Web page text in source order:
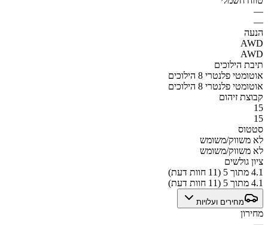
—
—
הנעה
AWD
AWD
תיבת הילוכים
אוטומטי פלנטרי 8 הילוכים
אוטומטי פלנטרי 8 הילוכים
קבוצת זיהום
15
15
סטטוס
לא משווק/משומש
לא משווק/משומש
ציון גולשים
4.1 מתוך 5 (11 חוות דעת)
4.1 מתוך 5 (11 חוות דעת)
מחירים ועלויות
מחירון